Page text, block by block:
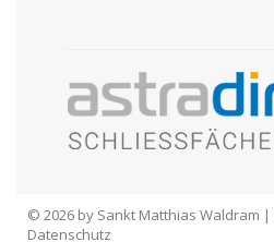
© 2026 by Sankt Matthias Waldram |
Datenschutz